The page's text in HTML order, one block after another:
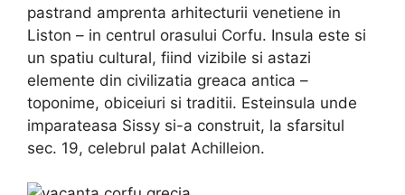
pastrand amprenta arhitecturii venetiene in
Liston – in centrul orasului Corfu. Insula este si
un spatiu cultural, fiind vizibile si astazi
elemente din civilizatia greaca antica –
toponime, obiceiuri si traditii. Esteinsula unde
imparateasa Sissy si-a construit, la sfarsitul
sec. 19, celebrul palat Achilleion.